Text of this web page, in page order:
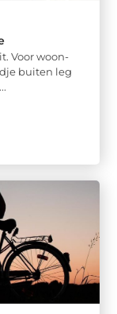
Voor woon-
buiten leg